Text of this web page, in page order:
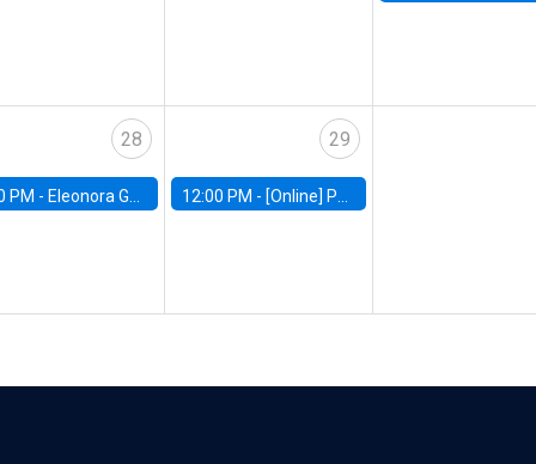
28
PM - Eleonora Guarnieri, Exeter University
29
12:00 PM - [Online] Pablo Slutzky, University of Maryland